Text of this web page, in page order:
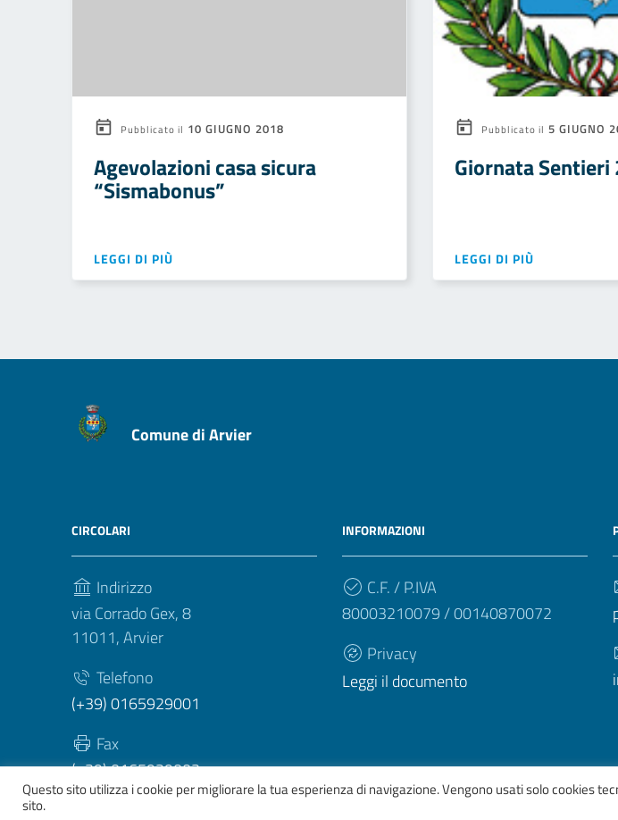
Pubblicato il 10 GIUGNO 2018
Agevolazioni casa sicura
“Sismabonus”
LEGGI DI PIÙ
Pubblicato il 5 GIUGNO
Giornata Sentieri
LEGGI DI PIÙ
Comune di Arvier
CIRCOLARI
Indirizzo
via Corrado Gex, 8
11011, Arvier
Telefono
(+39) 0165929001
Fax
(+39) 0165929003
INFORMAZIONI
C.F. / P.IVA
80003210079 / 00140870072
Privacy
Leggi il documento
Questo sito utilizza i cookie per migliorare la tua esperienza di navigazione. Vengono usati solo cookies
sito.